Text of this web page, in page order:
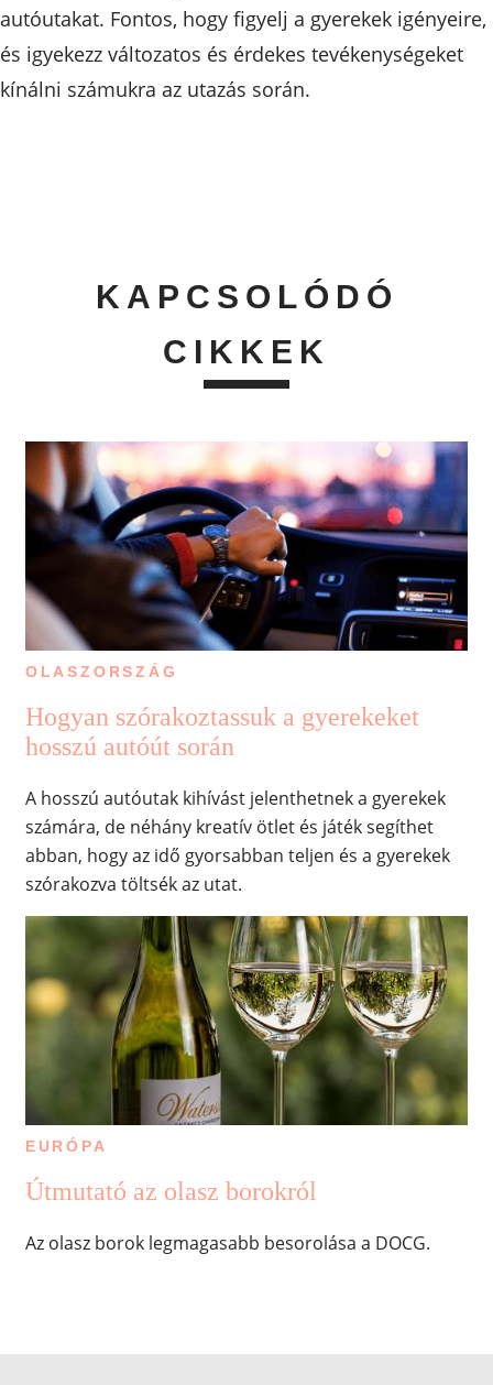
autóutakat. Fontos, hogy figyelj a gyerekek igényeire,
és igyekezz változatos és érdekes tevékenységeket
kínálni számukra az utazás során.
KAPCSOLÓDÓ
CIKKEK
OLASZORSZÁG
Hogyan szórakoztassuk a gyerekeket
hosszú autóút során
A hosszú autóutak kihívást jelenthetnek a gyerekek
számára, de néhány kreatív ötlet és játék segíthet
abban, hogy az idő gyorsabban teljen és a gyerekek
szórakozva töltsék az utat.
EURÓPA
Útmutató az olasz borokról
Az olasz borok legmagasabb besorolása a DOCG.